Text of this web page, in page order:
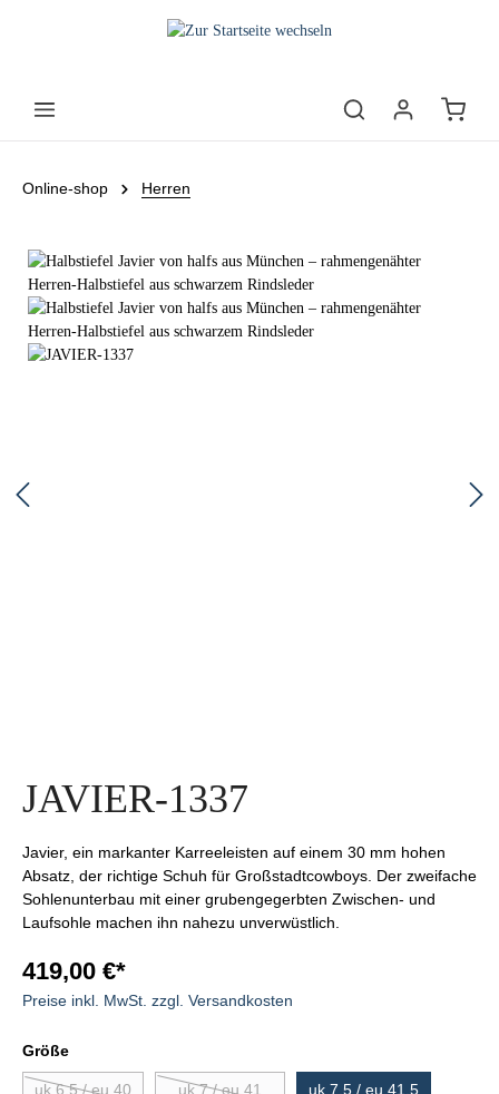
Online-shop Herren
JAVIER-1337
Javier, ein markanter Karreeleisten auf einem 30 mm hohen
Absatz, der richtige Schuh für Großstadtcowboys. Der zweifache
Sohlenunterbau mit einer grubengegerbten Zwischen- und
Laufsohle machen ihn nahezu unverwüstlich.
419,00 €*
Preise inkl. MwSt. zzgl. Versandkosten
Größe
uk 6,5 / eu 40 uk 7 / eu 41 uk 7,5 / eu 41,5